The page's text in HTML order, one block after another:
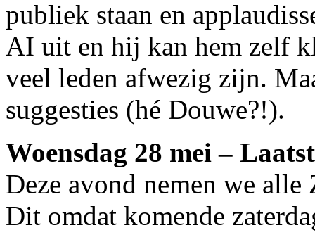
publiek staan en
AI uit en hij kan hem zelf
veel leden afwezig zijn.
suggesties (hé Douwe?!).
Woensdag 28 mei –
Deze avond nemen we
Dit omdat komende